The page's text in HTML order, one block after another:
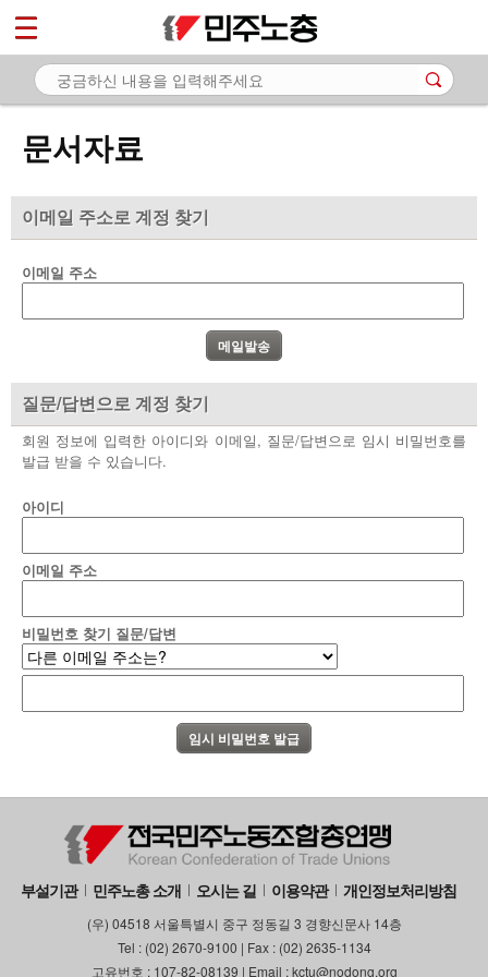
문서자료
이메일 주소로 계정 찾기
이메일 주소
질문/답변으로 계정 찾기
회원 정보에 입력한 아이디와 이메일, 질문/답변으로 임시 비밀번호를
발급 받을 수 있습니다.
아이디
이메일 주소
비밀번호 찾기 질문/답변
부설기관 민주노총 소개 오시는 길 이용약관 개인정보처리방침
(우) 04518 서울특별시 중구 정동길 3 경향신문사 14층
Tel : (02) 2670-9100 | Fax : (02) 2635-1134
고유번호 : 107-82-08139 | Email : kctu@nodong.org
마이페이지
소개
노동상담
자료
- 카드뉴스
부설기관